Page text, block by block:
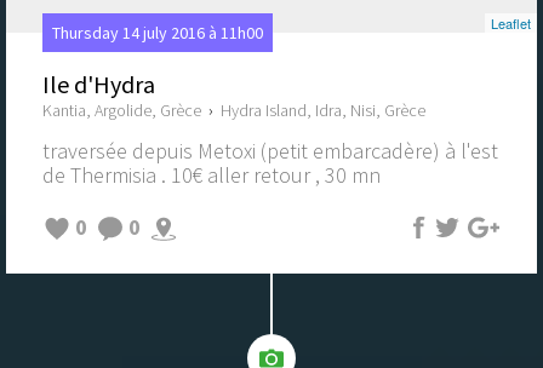
Leaflet
Thursday 14 july 2016 à 11h00
Ile d'Hydra
Kantia, Argolide, Grèce › Hydra Island, Idra, Nisi, Grèce
traversée depuis Metoxi (petit embarcadère) à l'est
de Thermisia . 10€ aller retour , 30 mn
0
0